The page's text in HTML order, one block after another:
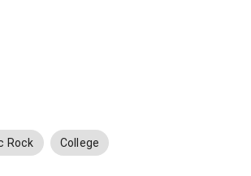
Rock College